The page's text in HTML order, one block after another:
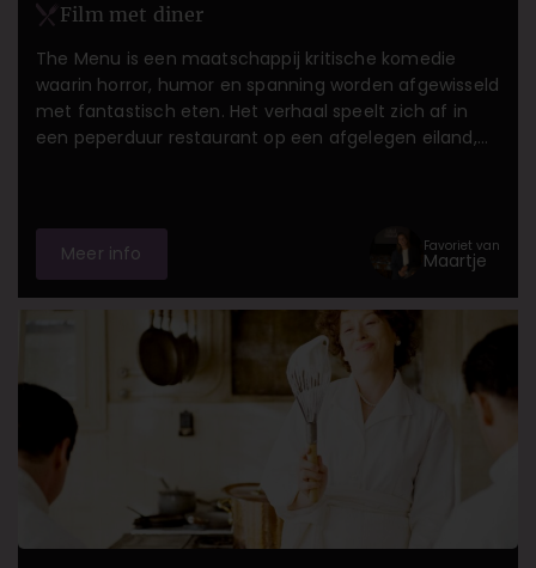
Film met diner
The Menu is een maatschappij kritische komedie
waarin horror, humor en spanning worden afgewisseld
met fantastisch eten. Het verhaal speelt zich af in
een peperduur restaurant op een afgelegen eiland,
Meer info Favoriet van
Maartje